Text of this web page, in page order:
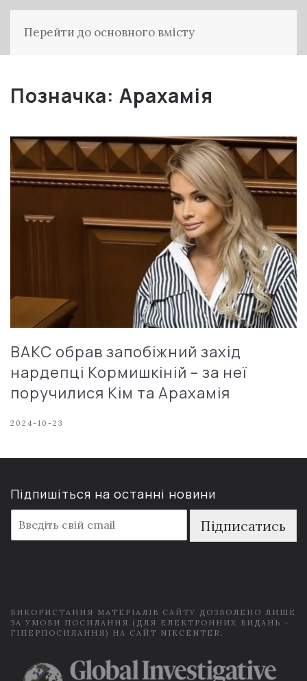
Перейти до основного вмісту
Позначка: Арахамія
ВАКС обрав запобіжний захід
нардепці Кормишкіній – за неї
поручилися Кім та Арахамія
2024-10-23
Підпишіться на останні новини
m
a
Підписатись
ВИКОРИСТАННЯ МАТЕРІАЛІВ САЙТУ ДОЗВОЛЕНО ЛИШЕ
ЗА УМОВИ ПОСИЛАННЯ (ДЛЯ ЕЛЕКТРОННИХ ВИДАНЬ -
ГІПЕРПОСИЛАННЯ) НА САЙТ NIKCENTER.